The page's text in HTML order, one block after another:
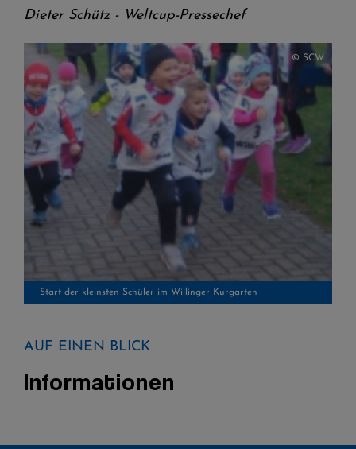
Dieter Schütz - Weltcup-Pressechef
Start der kleinsten Schüler im Willinger Kurgarten
© SCW
AUF EINEN BLICK
Informationen